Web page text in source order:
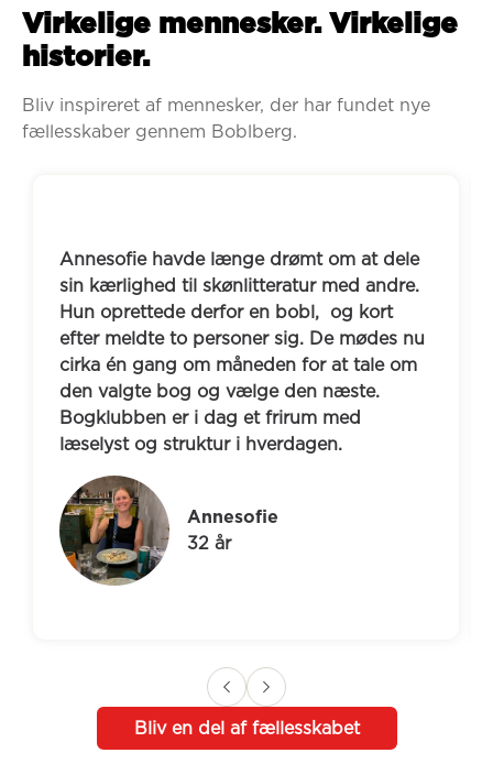
Virkelige mennesker. Virkelige
historier.
Bliv inspireret af mennesker, der har fundet nye
fællesskaber gennem Boblberg.
havde længe drømt om at dele
kærlighed til skønlitteratur med andre.
oprettede derfor en bobl,  og kort
meldte to personer sig. De mødes nu
én gang om måneden for at tale om
valgte bog og vælge den næste.
er i dag et frirum med
og struktur i hverdagen.
Annesofie
32 år
gåklub i
hver
hvor de
Bliv en del af fællesskabet